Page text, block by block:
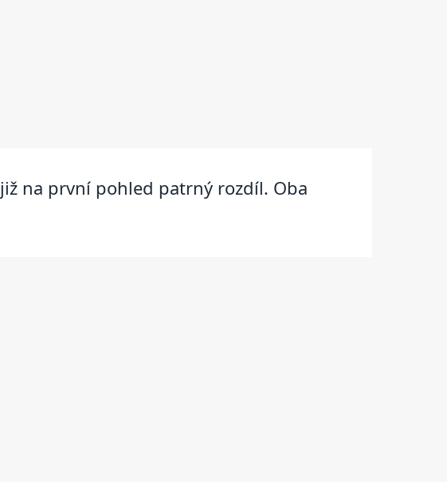
na první pohled patrný rozdíl. Oba